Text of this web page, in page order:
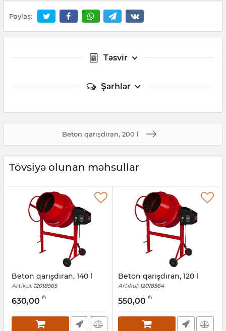
Paylaş:
Təsvir
Şərhlər
Beton qarışdıran, 200 l
Tövsiyə olunan məhsullar
Beton qarışdıran, 140 l
Artikul: 12018565
630,00 ₼
Beton qarışdıran, 120 l
Artikul: 12018564
550,00 ₼